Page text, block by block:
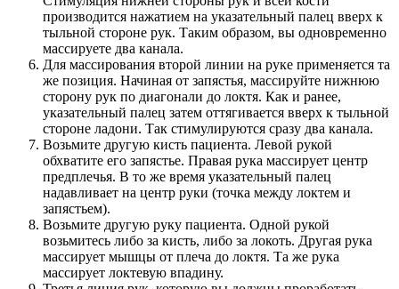
производится нажатием на указательный палец вверх к
тыльной стороне рук. Таким образом, вы одновременно
массируете два канала.
Для массирования второй линии на руке применяется та
же позиция. Начиная от запястья, массируйте нижнюю
сторону рук по диагонали до локтя. Как и ранее,
указательный палец затем оттягивается вверх к тыльной
стороне ладони. Так стимулируются сразу два канала.
Возьмите другую кисть пациента. Левой рукой
обхватите его запястье. Правая рука массирует центр
предплечья. В то же время указательный палец
надавливает на центр руки (точка между локтем и
запястьем).
Возьмите другую руку пациента. Одной рукой
возьмитесь либо за кисть, либо за локоть. Другая рука
массирует мышцы от плеча до локтя. Та же рука
массирует локтевую впадину.